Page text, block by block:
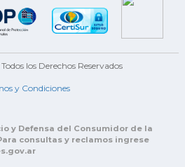
Todos los Derechos Reservados
y Condiciones
y Defensa del Consumidor de la
consultas y reclamos ingrese